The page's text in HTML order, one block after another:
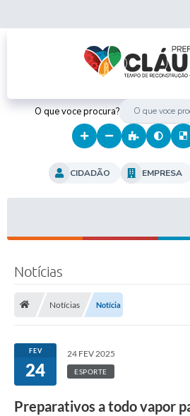
O que voce procura?
CIDADÃO EMPRESA
Notícias
Notícias Notícia
FEV
24
24 FEV 2025
ESPORTE
Preparativos a todo vapor